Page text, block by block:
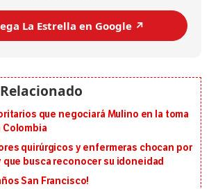
La Estrella en Google ↗️
que negociará Mulino en la toma
quirúrgicos y enfermeras chocan por
busca reconocer su idoneidad
San Francisco!